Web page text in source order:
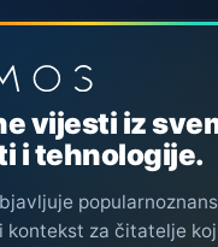
vijesti iz
i tehnologije.
kontekst za čitatelje